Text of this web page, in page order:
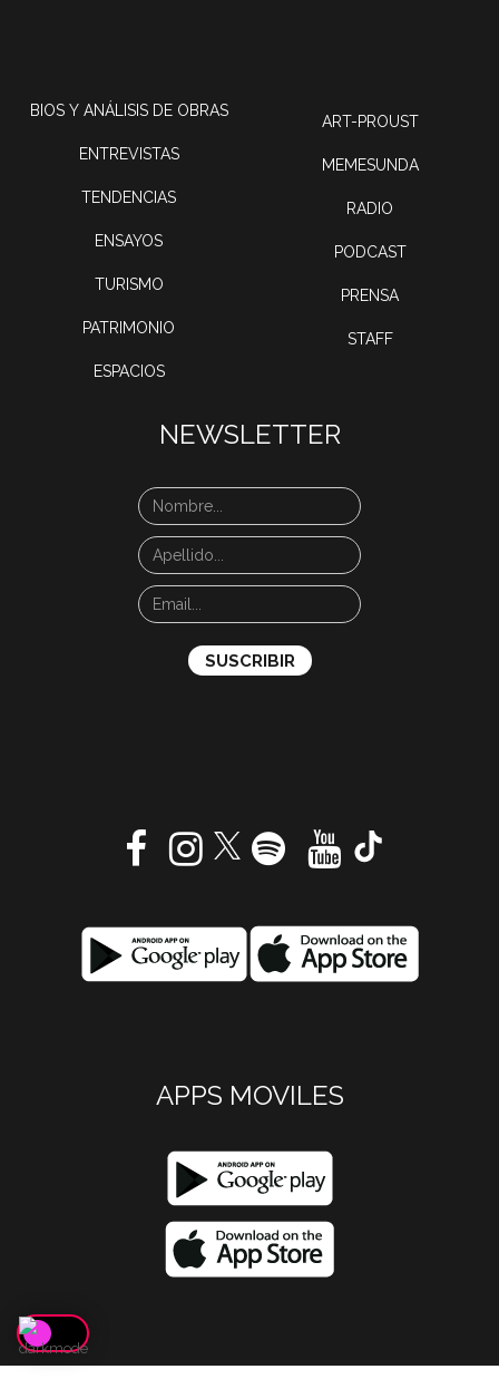
BIOS Y ANÁLISIS DE OBRAS
ENTREVISTAS
TENDENCIAS
ENSAYOS
TURISMO
PATRIMONIO
ESPACIOS
ART-PROUST
MEMESUNDA
RADIO
PODCAST
PRENSA
STAFF
NEWSLETTER
APPS MOVILES